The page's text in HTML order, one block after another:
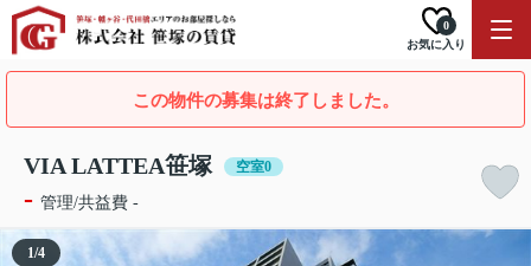
お気に入り
0
この物件の募集は終了しました。
VIA LATTEA笹塚 空室0
- 管理/共益費 -
1/4